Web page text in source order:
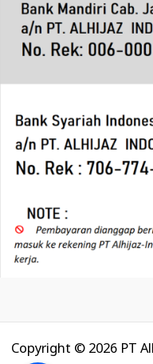
Copyright © 2026 PT